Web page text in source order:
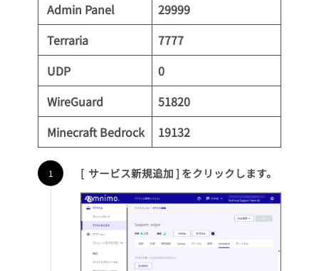
Admin Panel
29999
Terraria
7777
UDP
0
WireGuard
51820
Minecraft Bedrock
19132
[ サービス新規追加 ] をクリックします。